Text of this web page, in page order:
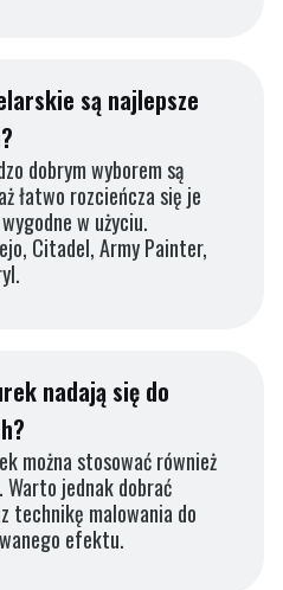
są najlepsze
dobrym wyborem są
łatwo rozcieńcza się je
w użyciu.
Citadel, Army Painter,
nadają się do
można stosować również
jednak dobrać
technikę malowania do
efektu.